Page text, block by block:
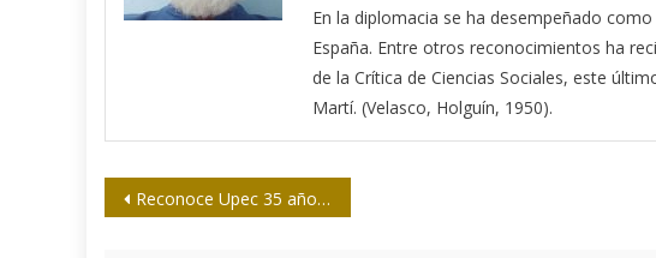
En la diplomacia se ha desempeñado
España. Entre otros reconocimientos ha
de la Crítica de Ciencias Sociales, este
Martí. (Velasco, Holguín, 1950).
Navegación
Reconoce Upec 35 años de labor del CIP